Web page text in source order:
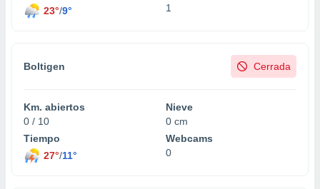
23°/9° 1
Boltigen Cerrada
Km. abiertos
0 / 10
Nieve
0 cm
Tiempo
27°/11°
Webcams
0